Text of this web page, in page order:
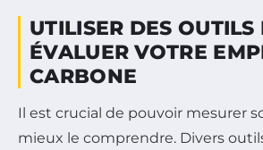
UTILISER DES OUTILS
ÉVALUER VOTRE
CARBONE
Il est crucial de pouvoir mesurer
mieux le comprendre. Divers